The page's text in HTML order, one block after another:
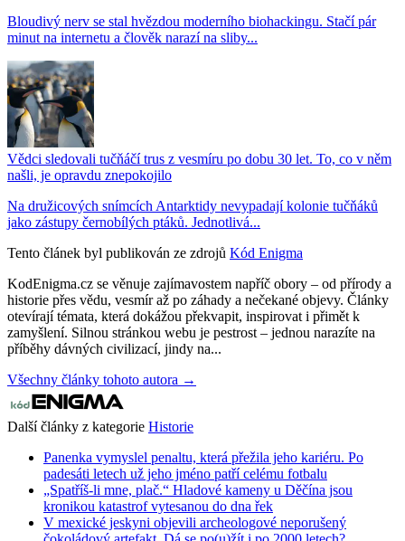
Bloudivý nerv se stal hvězdou moderního biohackingu. Stačí pár
minut na internetu a člověk narazí na sliby...
Vědci sledovali tučňáčí trus z vesmíru po dobu 30 let. To, co v něm
našli, je opravdu znepokojilo
Na družicových snímcích Antarktidy nevypadají kolonie tučňáků
jako zástupy černobílých ptáků. Jednotlivá...
Tento článek byl publikován ze zdrojů Kód Enigma
KodEnigma.cz se věnuje zajímavostem napříč obory – od přírody a
historie přes vědu, vesmír až po záhady a nečekané objevy. Články
otevírají témata, která dokážou překvapit, inspirovat i přimět k
zamyšlení. Silnou stránkou webu je pestrost – jednou narazíte na
příběhy dávných civilizací, jindy na...
Všechny články tohoto autora →
Další články z kategorie Historie
Panenka vymyslel penaltu, která přežila jeho kariéru. Po
padesáti letech už jeho jméno patří celému fotbalu
„Spatříš-li mne, plač.“ Hladové kameny u Děčína jsou
kronikou katastrof vytesanou do dna řek
V mexické jeskyni objevili archeologové neporušený